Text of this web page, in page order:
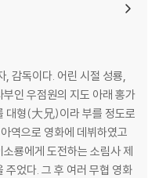
문제로 정상적인 디스크도 재
용 플레이어 사용을 권장드리
환 시에도 동일한 오류가 발
쇄 면이 깨끗하지 않은 경우가
이상이 있는 경우에는 불량으
, 감독이다. 어린 시절 성룡,
인 우점원의 지도 아래 홍가
대형(大兄)이라 부를 정도로
역으로 영화에 데뷔하였고
룡에게 도전하는 소림사 제
주었다. 그 후 여러 무협 영화